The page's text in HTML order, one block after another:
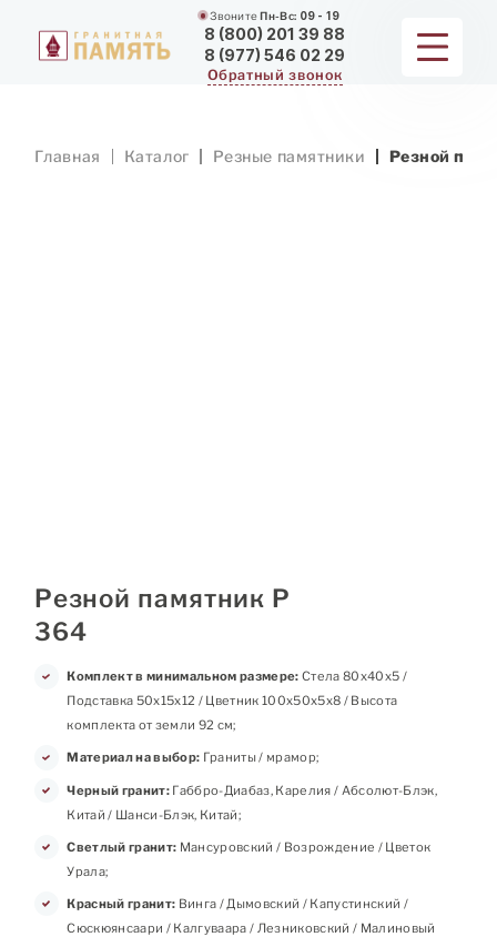
ЗвонитеПн-Вс: 09 - 19
8 (800) 201 39 88
8 (977) 546 02 29
Обратный звонок
Главная Каталог Резные памятники Резной
Резной памятник Р
364
Комплект в минимальном размере: Стела 80х40х5 /
Подставка 50х15х12 / Цветник 100х50х5х8 / Высота
комплекта от земли 92 см;
Материал на выбор: Граниты / мрамор;
Черный гранит:Габбро-Диабаз, Карелия / Абсолют-Блэк,
Китай / Шанси-Блэк, Китай;
Светлый гранит: Мансуровский / Возрождение / Цветок
Урала;
Красный гранит: Винга / Дымовский / Капустинский /
Сюскюянсаари / Калгуваара / Лезниковский / Малиновый